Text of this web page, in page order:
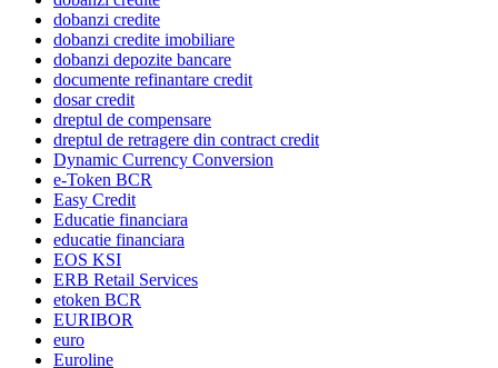
dobanzi credite
dobanzi credite imobiliare
dobanzi depozite bancare
documente refinantare credit
dosar credit
dreptul de compensare
dreptul de retragere din contract credit
Dynamic Currency Conversion
e-Token BCR
Easy Credit
Educatie financiara
educatie financiara
EOS KSI
ERB Retail Services
etoken BCR
EURIBOR
euro
Euroline